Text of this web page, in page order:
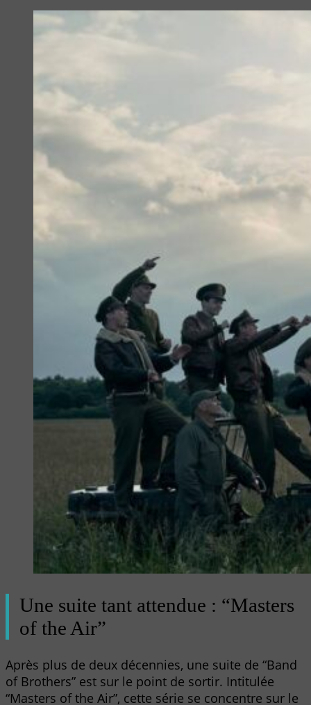
Une suite tant attendue : “Masters
of the Air”
Après plus de deux décennies, une suite de “Band
of Brothers” est sur le point de sortir. Intitulée
“Masters of the Air”, cette série se concentre sur le